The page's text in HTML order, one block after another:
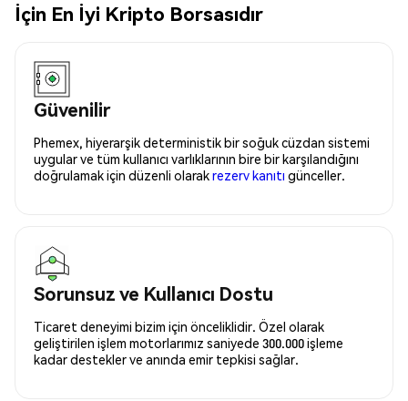
İçin En İyi Kripto Borsasıdır
Güvenilir
Phemex, hiyerarşik deterministik bir soğuk cüzdan sistemi
uygular ve tüm kullanıcı varlıklarının bire bir karşılandığını
doğrulamak için düzenli olarakrezerv kanıtı günceller.
Sorunsuz ve Kullanıcı Dostu
Ticaret deneyimi bizim için önceliklidir. Özel olarak
geliştirilen işlem motorlarımız saniyede 300.000 işleme
kadar destekler ve anında emir tepkisi sağlar.